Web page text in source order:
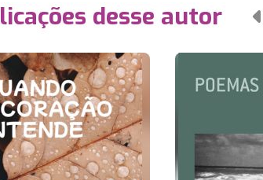
desse autor